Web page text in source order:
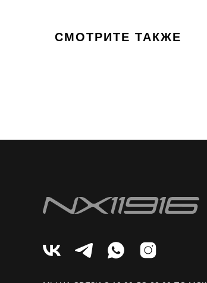
СМОТРИТЕ ТАКЖЕ